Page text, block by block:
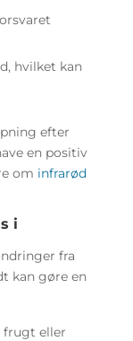
hvilket kan
efter
en positiv
om infrarød
i
fra
kan gøre en
frugt eller